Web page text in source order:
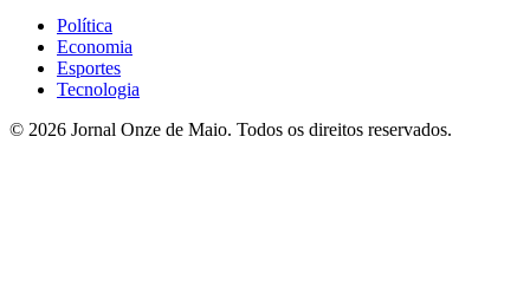
Política
Economia
Esportes
Tecnologia
© 2026 Jornal Onze de Maio. Todos os direitos reservados.